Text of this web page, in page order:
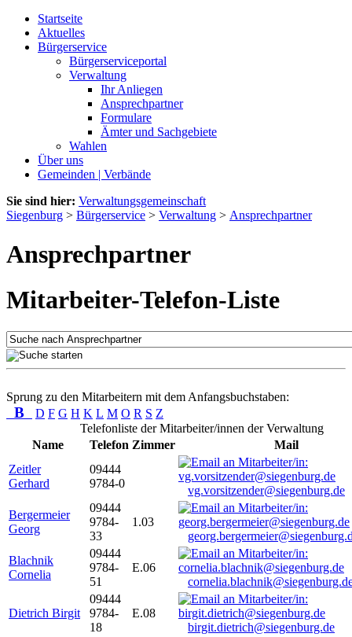
Startseite
Aktuelles
Bürgerservice
Bürgerserviceportal
Verwaltung
Ihr Anliegen
Ansprechpartner
Formulare
Ämter und Sachgebiete
Wahlen
Über uns
Gemeinden | Verbände
Sie sind hier: Verwaltungsgemeinschaft
Siegenburg > Bürgerservice > Verwaltung > Ansprechpartner
Ansprechpartner
Mitarbeiter-Telefon-Liste
Sprung zu den Mitarbeitern mit dem Anfangsbuchstaben:
B D F G H K L M O R S Z
Telefonliste der Mitarbeiter/innen der Verwaltung
Name
Telefon Zimmer
Mail
Zeitler
Gerhard
09444
9784-0
vg.vorsitzender@siegenburg.de
Bergermeier
Georg
09444
9784-
33
1.03
Blachnik
Cornelia
09444
9784-
51
E.06
Dietrich Birgit
09444
9784-
18
E.08
birgit.dietrich@siegenburg.de